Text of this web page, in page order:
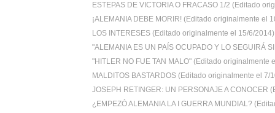
ESTEPAS DE VICTORIA O FRACASO 1/2 (Editado
¡ALEMANIA DEBE MORIR! (Editado originalmente el
LOS INTERESES (Editado originalmente el 15/6/2014)
"ALEMANIA ES UN PAÍS OCUPADO Y LO SEGUIRÁ
"HITLER NO FUE TAN MALO" (Editado originalmente
MALDITOS BASTARDOS (Editado originalmente el 7/
JOSEPH RETINGER: UN PERSONAJE A CONOCER
¿EMPEZÓ ALEMANIA LA I GUERRA MUNDIAL?